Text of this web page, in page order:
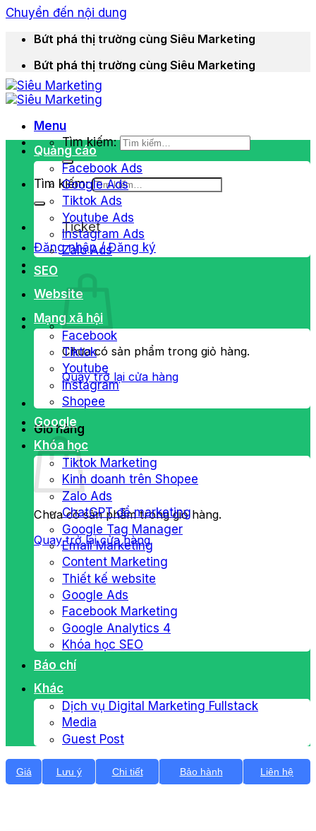
Chuyển đến nội dung
Bứt phá thị trường cùng Siêu Marketing
Bứt phá thị trường cùng Siêu Marketing
Menu
Tìm kiếm:
Tìm kiếm:
Ticket
Đăng nhập / Đăng ký
Chưa có sản phẩm trong giỏ hàng.
Quay trở lại cửa hàng
Giỏ hàng
Chưa có sản phẩm trong giỏ hàng.
Quay trở lại cửa hàng
Quảng cáo
Facebook Ads
Google Ads
Tiktok Ads
Youtube Ads
Instagram Ads
Zalo Ads
SEO
Website
Mạng xã hội
Facebook
Tiktok
Youtube
Instagram
Shopee
Google
Khóa học
Tiktok Marketing
Kinh doanh trên Shopee
Zalo Ads
ChatGPT để marketing
Google Tag Manager
Email Marketing
Content Marketing
Thiết kế website
Google Ads
Facebook Marketing
Google Analytics 4
Khóa học SEO
Báo chí
Khác
Dịch vụ Digital Marketing Fullstack
Media
Guest Post
Giá Lưu ý Chi tiết Bảo hành Liên hệ